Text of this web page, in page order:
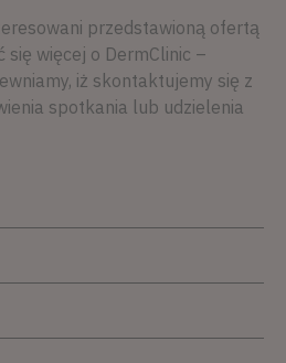
przedstawioną ofertą
się więcej o DermClinic –
iż skontaktujemy się z
spotkania lub udzielenia